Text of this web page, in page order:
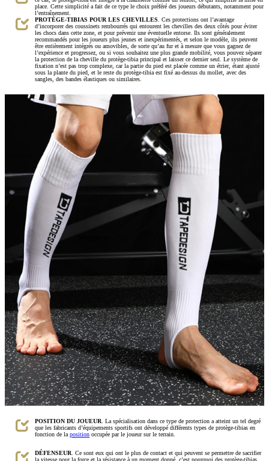
place. Cette simplicité a fait de ce type le choix préféré des joueurs débutants, notamment pour
l’entraînement.
PROTÈGE-TIBIAS POUR LES CHEVILLES . Ces protections ont l’avantage
d’incorporer des coussinets rembourrés qui entourent les chevilles des deux côtés pour éviter
les chocs dans cette zone, et pour prévenir une éventuelle entorse. Ils sont généralement
recommandés pour les joueurs plus jeunes et inexpérimentés, et selon le modèle, ils peuvent
être entièrement intégrés ou amovibles, de sorte qu’au fur et à mesure que vous gagnez de
l’expérience et progressez, ou si vous souhaitez une plus grande mobilité, vous pouvez séparer
la protection de la cheville du protège-tibia principal et laisser ce dernier seul. Le système de
fixation n’est pas trop complexe, car la partie du pied est placée comme un étrier, étant ajusté
sous la plante du pied, et le reste du protège-tibia est fixé au-dessus du mollet, avec des
sangles, des bandes élastiques ou similaires.
POSITION DU JOUEUR . La spécialisation dans ce type de protection a atteint un tel degré
que les fabricants d’équipements sportifs ont développé différents types de protège-tibias en
fonction de la position occupée par le joueur sur le terrain.
DÉFENSEUR . Ce sont eux qui ont le plus de contact et qui peuvent se permettre de sacrifier
la vitesse pour la force et la résistance à un moment donné, c’est pourquoi des protège-tibias